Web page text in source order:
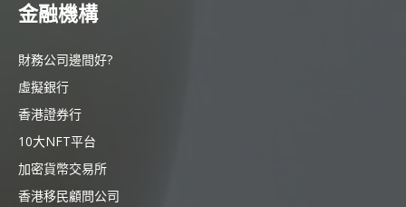
金融機構
財務公司邊間好?
虛擬銀行
香港證券行
10大NFT平台
加密貨幣交易所
香港移民顧問公司